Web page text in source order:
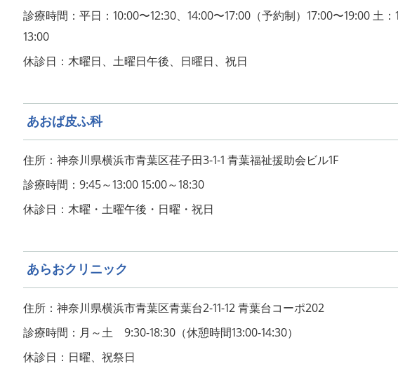
診療時間：平日：10:00〜12:30、14:00〜17:00（予約制）17:00〜19:00 土：
13:00
休診日：木曜日、土曜日午後、日曜日、祝日
あおば皮ふ科
住所：神奈川県横浜市青葉区荏子田3-1-1 青葉福祉援助会ビル1F
診療時間：9:45～13:00 15:00～18:30
休診日：木曜・土曜午後・日曜・祝日
あらおクリニック
住所：神奈川県横浜市青葉区青葉台2-11-12 青葉台コーポ202
診療時間：月～土 9:30-18:30（休憩時間13:00-14:30）
休診日：日曜、祝祭日